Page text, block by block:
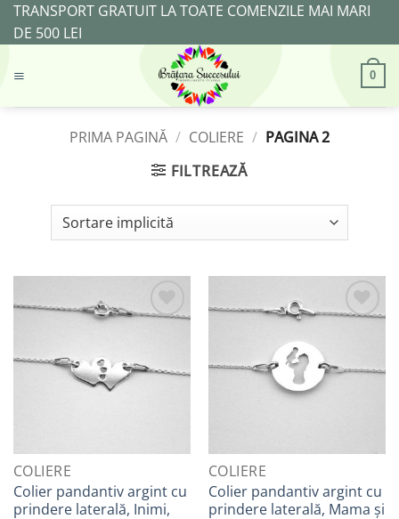
SkipTRANSPORT GRATUIT LA TOATE COMENZILE MAI MARI
DE 500 LEI
0
PRIMA PAGINĂ / COLIERE / PAGINA 2
FILTREAZĂ
Favorite
COLIERE
Colier pandantiv argint cu
prindere laterală, Inimi,
Favorite
COLIERE
Colier pandantiv argint cu
prindere laterală, Mama și